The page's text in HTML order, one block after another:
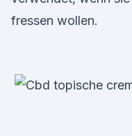
fressen wollen.